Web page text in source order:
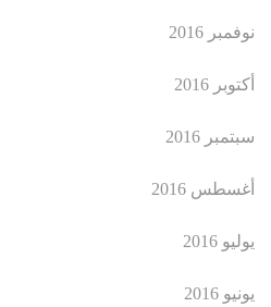
نوفمبر 2016
أكتوبر 2016
سبتمبر 2016
أغسطس 2016
يوليو 2016
يونيو 2016